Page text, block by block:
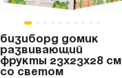
БИЗИБОРД ДОМИК
РАЗВИВАЮЩИЙ
ФРУКТЫ 23Х23Х28 СМ
СО СВЕТОМ